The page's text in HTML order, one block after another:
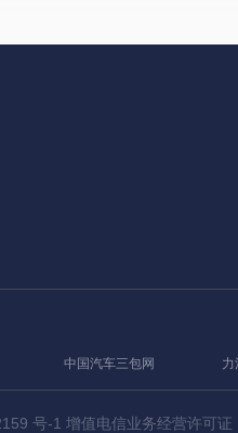
中国汽车三包网 力
号-1 增值电信业务经营许可证